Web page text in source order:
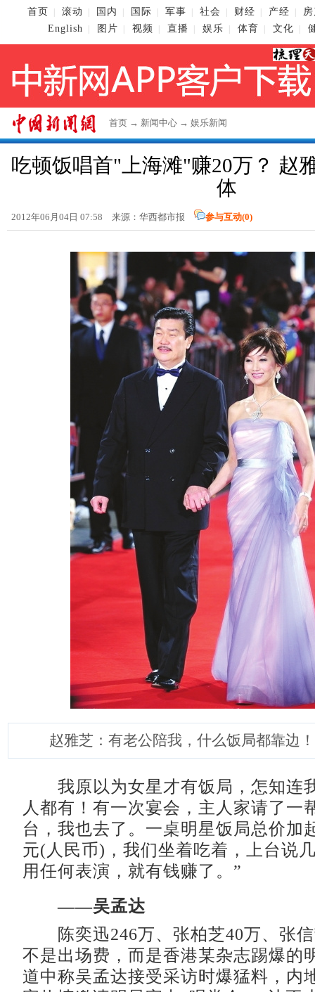
首页 滚动 国内 国际 军事 社会 财经 产经
English
图片 视频 直播 娱乐 体育 文化
首页 → 新闻中心 → 娱乐新闻
吃顿饭唱首"上海滩"赚20万？ 赵
体
2012年06月04日 07:58 来源：华西都市报 参与互动(0)
赵雅芝：有老公陪我，什么饭局都靠边
我原以为女星才有饭局，怎知连
人都有！有一次宴会，主人家请了一
台，我也去了。一桌明星饭局总价加
元(人民币)，我们坐着吃着，上台说
用任何表演，就有钱赚了。”
——吴孟达
陈奕迅246万、张柏芝40万、张
不是出场费，而是香港某杂志踢爆的
道中称吴孟达接受采访时爆猛料，内